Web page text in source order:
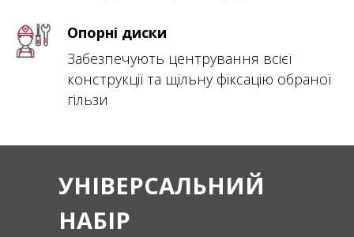
Опорні диски
Забезпечують центрування всієї
конструкції та щільну фіксацію обраної
гільзи
УНІВЕРСАЛЬНИЙ
НАБІР